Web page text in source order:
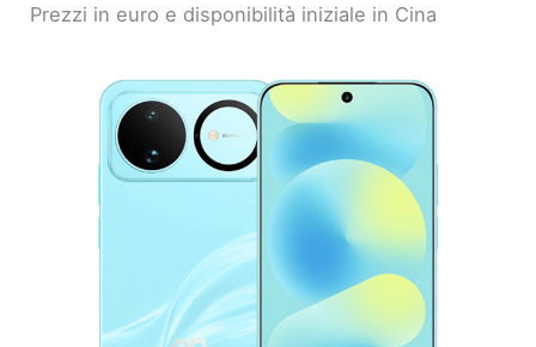
Prezzi in euro e disponibilità iniziale in Cina